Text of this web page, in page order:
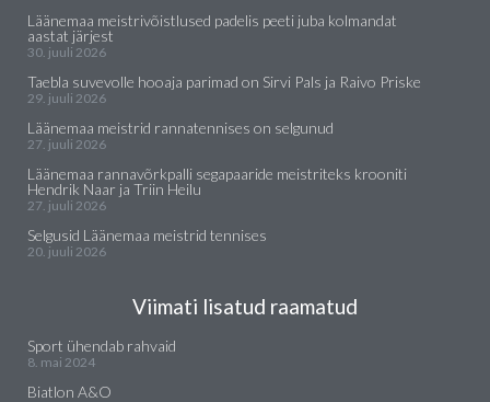
Läänemaa meistrivõistlused padelis peeti juba kolmandat
aastat järjest
30. juuli 2026
Taebla suvevolle hooaja parimad on Sirvi Pals ja Raivo Priske
29. juuli 2026
Läänemaa meistrid rannatennises on selgunud
27. juuli 2026
Läänemaa rannavõrkpalli segapaaride meistriteks krooniti
Hendrik Naar ja Triin Heilu
27. juuli 2026
Selgusid Läänemaa meistrid tennises
20. juuli 2026
Viimati lisatud raamatud
Sport ühendab rahvaid
8. mai 2024
Biatlon A&O